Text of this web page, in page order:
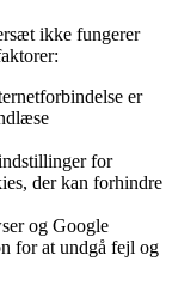
ikke fungerer
er
for
der kan forhindre
og Google
for at undgå fejl og